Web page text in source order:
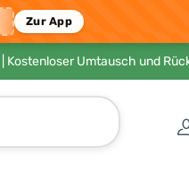
Zur App
| Kostenloser Umtausch und